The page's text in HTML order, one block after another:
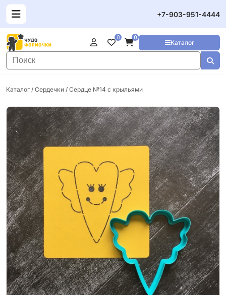
+7-903-951-4444
Каталог
0 0
Каталог / Сердечки / Сердце №14 с крыльями